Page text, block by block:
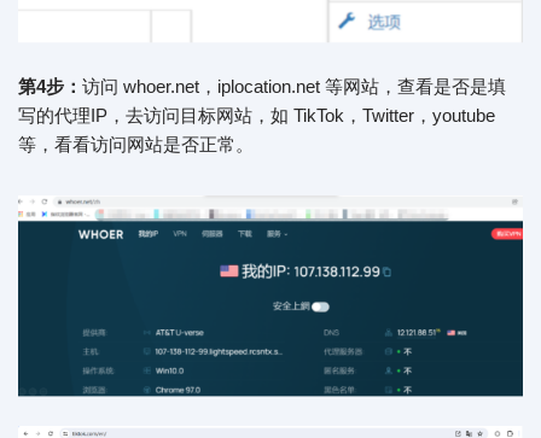
第4步： 访问 whoer.net，iplocation.net 等网站，查看是否是填
写的代理IP，去访问目标网站，如 TikTok，Twitter，youtube
等，看看访问网站是否正常。